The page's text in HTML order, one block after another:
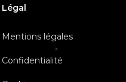
Légal
Mentions légales
Confidentialité